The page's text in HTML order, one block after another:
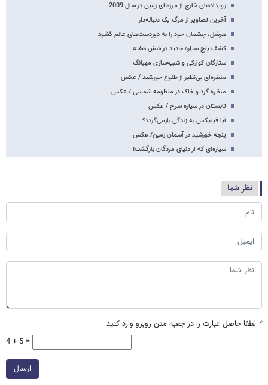
رویدادهای خارج از مرزهای زمین در سال 2009
آخرین تصاویر از مرگ یک دنباله‌دار
هرشل، چشمان خود را به دوردست‌های عالم گشود
کشف پنج سیاره جدید در شش هفته
ستارگان کوارکی و شبیه‌سازی مهبانگ
منظره‌ای بی‌نظیر از طلوع خورشید / عکس
منظره گرد و خاک در منظومه شمسی / عکس
تابستان در سیاره سرخ / عکس
آیا فینیکس به زندگی بازمی‌گردد؟
پنجه خورشید در آسمان زمین/ عکس
سیاره‌ای که از دنیای مردگان بازگشت!
نظر شما
* لطفا حاصل عبارت را در جعبه متن روبرو وارد کنید
4 + 5 =
ارسال